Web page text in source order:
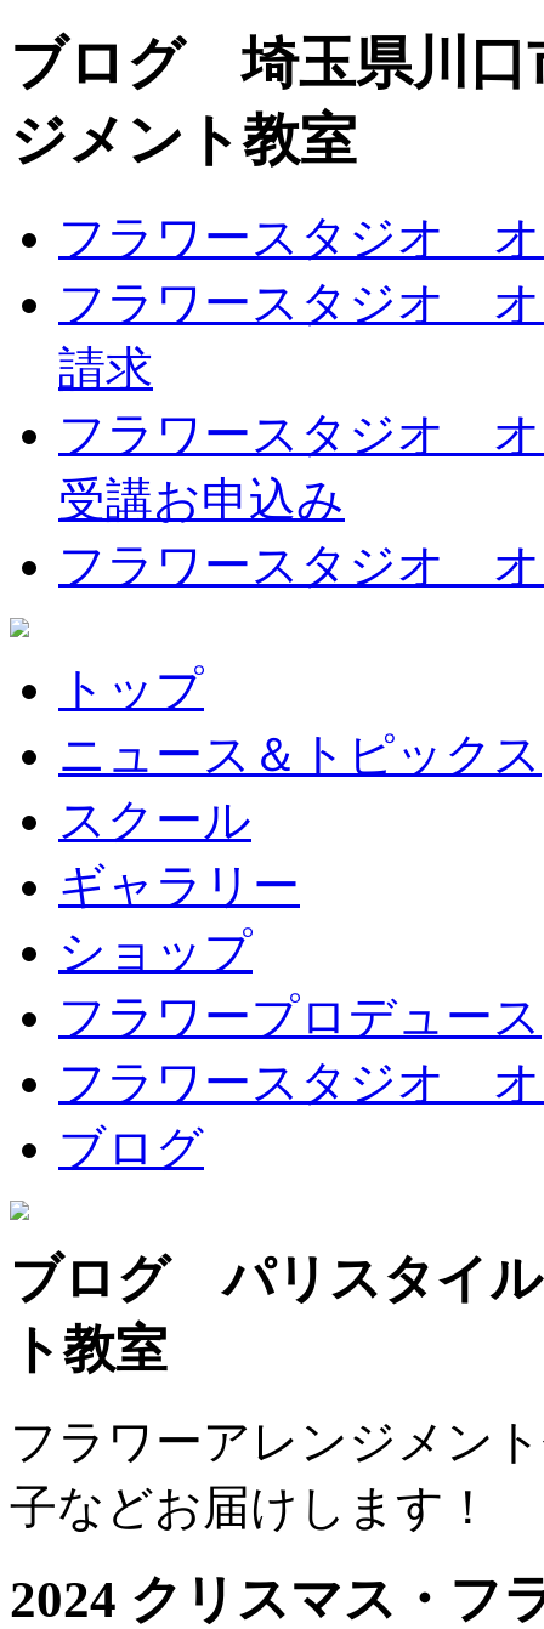
ブログ 埼玉県川口
ジメント教室
フラワースタジオ
フラワースタジオ オ
請求
フラワースタジオ
受講お申込み
フラワースタジオ
トップ
ニュース＆トピックス
スクール
ギャラリー
ショップ
フラワープロデュース
フラワースタジオ
ブログ
ブログ パリスタイ
ト教室
フラワーアレンジメン
子などお届けします！
2024 クリスマス・フ